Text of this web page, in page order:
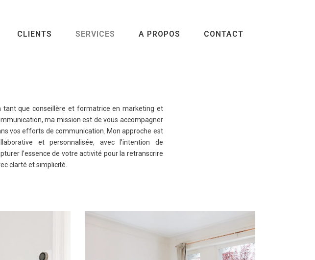
CLIENTS SERVICES A PROPOS CONTACT
tant que conseillère et formatrice en marketing et
ma mission est de vous accompagner
vos efforts de communication. Mon approche est
et personnalisée, avec l’intention de
l’essence de votre activité pour la retranscrire
clarté et simplicité.